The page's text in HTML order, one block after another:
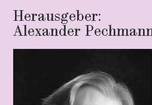
Herausgeber:
Alexander